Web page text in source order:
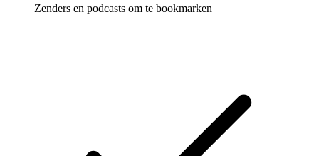
Zenders en podcasts om te bookmarken